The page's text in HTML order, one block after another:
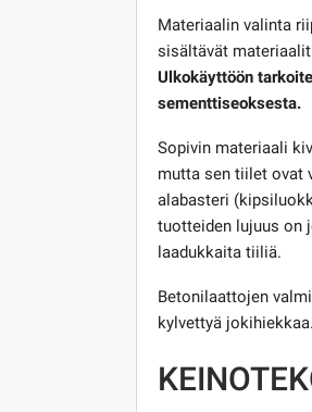
Materiaalin valinta
sisältävät
Ulkokäyttöön
sementtiseoksesta.
Sopivin materiaali
mutta sen tiilet ovat
alabasteri
tuotteiden lujuus on
laadukkaita tiiliä.
Betonilaattojen
kylvettyä jokihiekkaa.